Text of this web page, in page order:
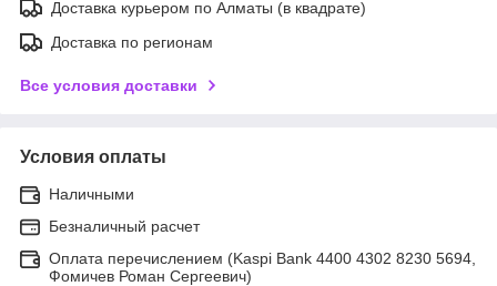
Доставка курьером по Алматы (в квадрате)
Доставка по регионам
Все условия доставки
Условия оплаты
Наличными
Безналичный расчет
Оплата перечислением (Kaspi Bank 4400 4302 8230 5694,
Фомичев Роман Сергеевич)